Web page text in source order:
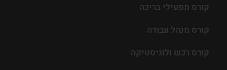
קורס מפעילי בריכה
קורס מנהל עבודה
קורס רכש ולוגיסטיקה